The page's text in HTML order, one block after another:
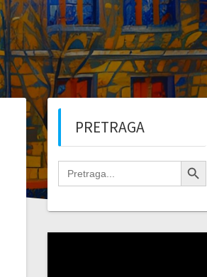
PRETRAGA
Search
for:
Search Button